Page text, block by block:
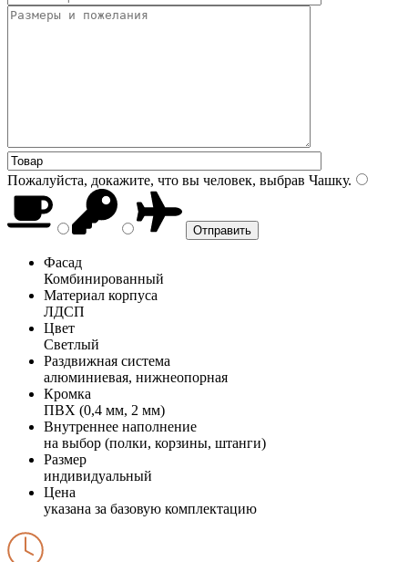
Пожалуйста, докажите, что вы человек, выбрав Чашку.
Фасад
Комбинированный
Материал корпуса
ЛДСП
Цвет
Светлый
Раздвижная система
алюминиевая, нижнеопорная
Кромка
ПВХ (0,4 мм, 2 мм)
Внутреннее наполнение
на выбор (полки, корзины, штанги)
Размер
индивидуальный
Цена
указана за базовую комплектацию